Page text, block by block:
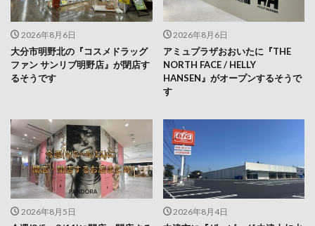
2026年8月6日
大分市明野北の『コスメドラッグ
ファン サンリブ明野店』が閉店す
るそうです
2026年8月6日
アミュプラザおおいたに『THE
NORTH FACE / HELLY
HANSEN』がオープンするそうで
す
2026年8月5日 2026年8月4日